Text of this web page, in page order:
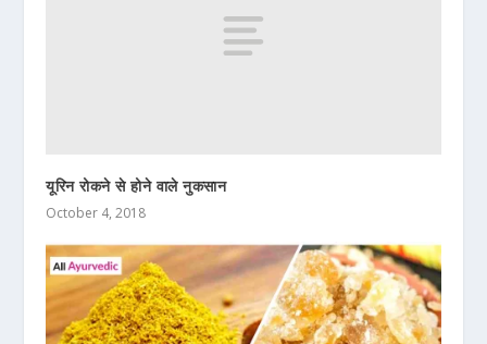
यूरिन रोकने से होने वाले नुकसान
October 4, 2018